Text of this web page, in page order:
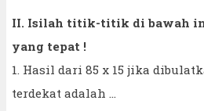
II. Isilah titik-titik di bawah
yang tepat !
1. Hasil dari 85 x 15 jika
terdekat adalah ...